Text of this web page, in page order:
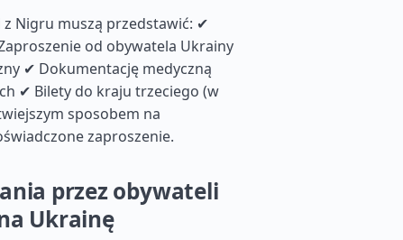
Nigru muszą przedstawić: ✔
od obywatela Ukrainy
✔ Dokumentację medyczną
✔ Bilety do kraju trzeciego (w
sposobem na
zaproszenie.
przez obywateli
Ukrainę